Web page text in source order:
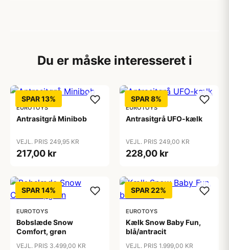
Du er måske interesseret i
SPAR 13%
EUROTOYS
Antrasitgrå Minibob
VEJL. PRIS 249,95 KR
217,00 kr
SPAR 8%
EUROTOYS
Antrasitgrå UFO-kælk
VEJL. PRIS 249,00 KR
228,00 kr
SPAR 14%
EUROTOYS
Bobslæde Snow
Comfort, grøn
VEJL. PRIS 3.499,00 KR
SPAR 22%
EUROTOYS
Kælk Snow Baby Fun,
blå/antracit
VEJL. PRIS 1.999,00 KR